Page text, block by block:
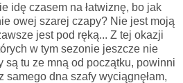
idę czasem na łatwiznę, bo jak
owej szarej czapy? Nie jest moją
jest pod ręką... Z tej okazji
w tym sezonie jeszcze nie
są tu ze mną od początku, powinni
samego dna szafy wyciągnęłam,